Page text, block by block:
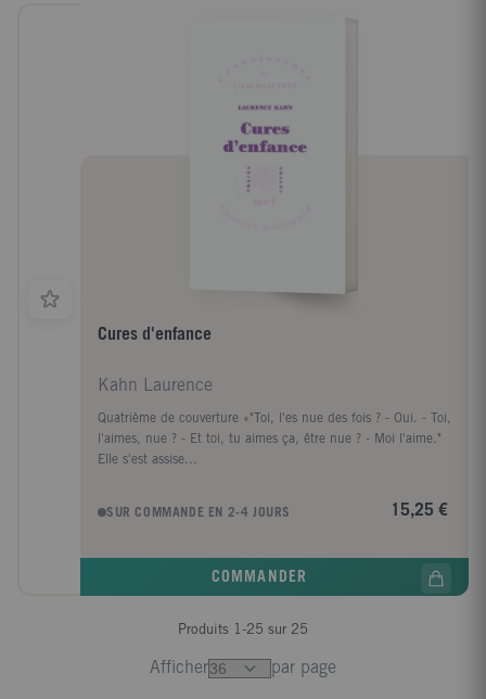
Cures d'enfance
Kahn Laurence
Quatrième de couverture «"Toi, l'es nue des fois ? - Oui. - Toi,
l'aimes, nue ? - Et toi, tu aimes ça, être nue ? - Moi l'aime."
Elle s'est assise...
SUR COMMANDE EN 2-4 JOURS 15,25 €
COMMANDER
Produits -25 sur 25
Afficher par page